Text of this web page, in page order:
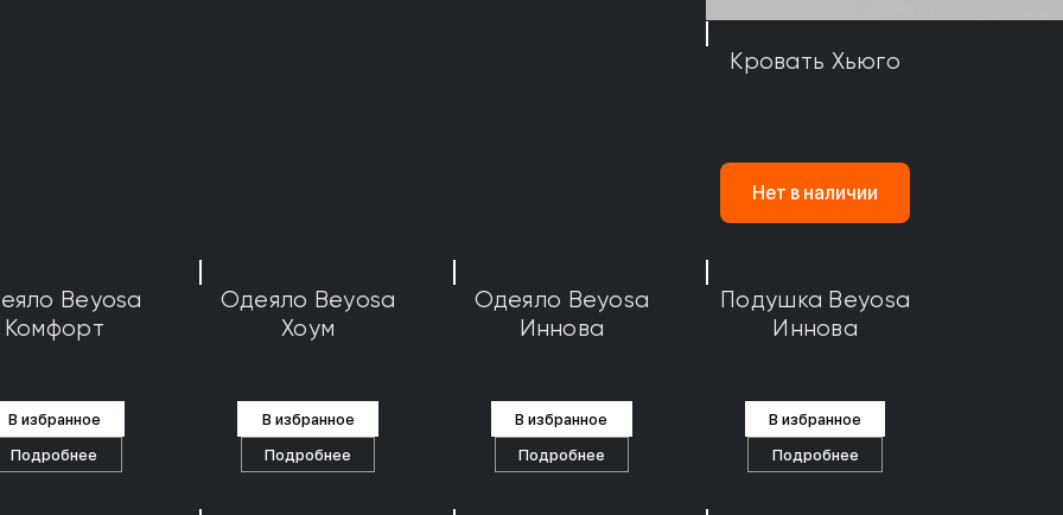
Кровать Хьюго
Нет в наличии
Beyosa
Комфорт
В избранное
Подробнее
Одеяло Beyosa
Хоум
В избранное
Подробнее
Одеяло Beyosa
Иннова
В избранное
Подробнее
Подушка Beyosa
Иннова
В избранное
Подробнее